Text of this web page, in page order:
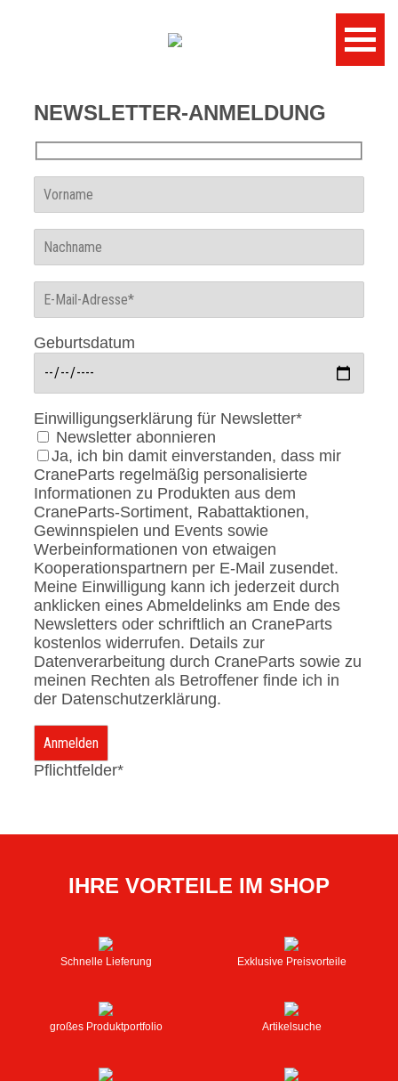
NEWSLETTER-ANMELDUNG
Geburtsdatum
Einwilligungserklärung für Newsletter*
Newsletter abonnieren
Ja, ich bin damit einverstanden, dass mir
CraneParts regelmäßig personalisierte
Informationen zu Produkten aus dem
CraneParts-Sortiment, Rabattaktionen,
Gewinnspielen und Events sowie
Werbeinformationen von etwaigen
Kooperationspartnern per E-Mail zusendet.
Meine Einwilligung kann ich jederzeit durch
anklicken eines Abmeldelinks am Ende des
Newsletters oder schriftlich an CraneParts
kostenlos widerrufen. Details zur
Datenverarbeitung durch CraneParts sowie zu
meinen Rechten als Betroffener finde ich in
der Datenschutzerklärung.
Pflichtfelder*
IHRE VORTEILE IM SHOP
Schnelle Lieferung Exklusive Preisvorteile
großes Produktportfolio Artikelsuche